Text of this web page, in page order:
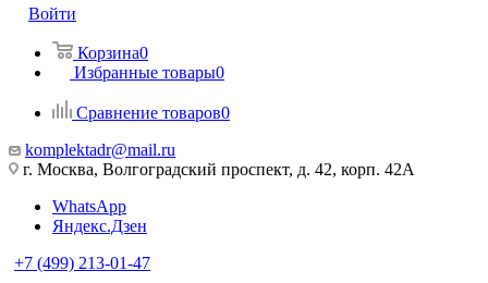
Войти
Корзина0
Избранные товары0
Сравнение товаров0
komplektadr@mail.ru
г. Москва, Волгоградский проспект, д. 42, корп. 42А
WhatsApp
Яндекс.Дзен
+7 (499) 213-01-47